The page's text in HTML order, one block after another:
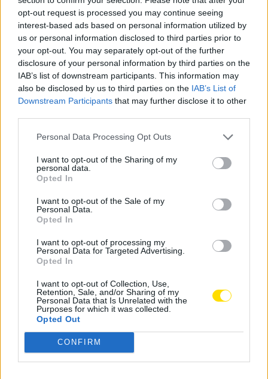
opt-out request is processed you may continue seeing
interest-based ads based on personal information utilized by
us or personal information disclosed to third parties prior to
your opt-out. You may separately opt-out of the further
disclosure of your personal information by third parties on the
IAB’s list of downstream participants. This information may
also be disclosed by us to third parties on the IAB’s List of
Downstream Participants that may further disclose it to other
Personal Data Processing Opt Outs
I want to opt-out of the Sharing of my
personal data.
Opted In
I want to opt-out of the Sale of my
Personal Data.
Opted In
I want to opt-out of processing my
Personal Data for Targeted Advertising.
Opted In
I want to opt-out of Collection, Use,
Retention, Sale, and/or Sharing of my
Personal Data that Is Unrelated with the
Purposes for which it was collected.
Opted Out
CONFIRM
CIDADE HOJE 25 DE FEVEREIRO, 2026 0
Famalicão: Equipa de futsal perde em casa e
cai nos lugares de despromoção
CIDADE HOJE 22 DE FEVEREIRO, 2026
Famalicão: Equipa de futsal recebe Torreense
em jogo de entrada gratuita